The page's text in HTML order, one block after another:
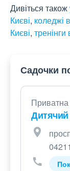
Дивіться також
Києві, коледжі
Києві, тренінги
Садочки
04211